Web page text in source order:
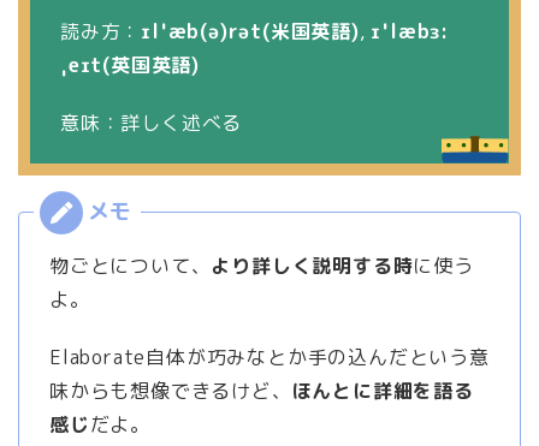
読み方： ɪlˈæb(ə)rət(米国英語), ɪˈlæbɜ:
ˌeɪt(英国英語)
意味：詳しく述べる
物ごとについて、 より詳しく説明する時に使う
よ。
Elaborate自体が巧みなとか手の込んだという意
味からも想像できるけど、 ほんとに詳細を語る
感じだよ。